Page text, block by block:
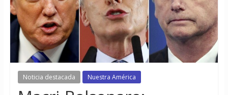
Noticia destacada Nuestra América